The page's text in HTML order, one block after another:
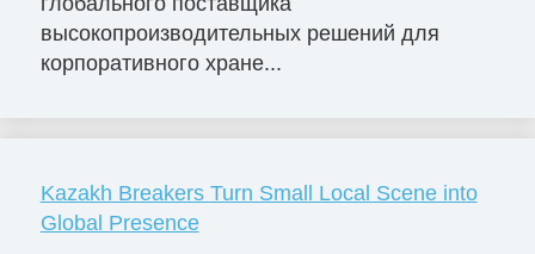
высокопроизводительных решений для
корпоративного хране...
Kazakh Breakers Turn Small Local Scene into
Global Presence